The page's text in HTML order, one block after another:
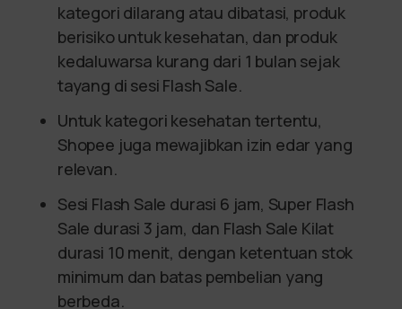
kategori dilarang atau dibatasi, produk
berisiko untuk kesehatan, dan produk
kedaluwarsa kurang dari 1 bulan sejak
tayang di sesi Flash Sale.
Untuk kategori kesehatan tertentu,
Shopee juga mewajibkan izin edar yang
relevan.
Sesi Flash Sale durasi 6 jam, Super Flash
Sale durasi 3 jam, dan Flash Sale Kilat
durasi 10 menit, dengan ketentuan stok
minimum dan batas pembelian yang
berbeda.